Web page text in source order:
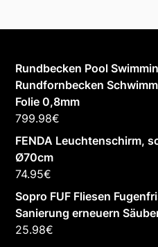
Rundbecken Pool
Rundfornbecken
Folie 0,8mm
799.98€
FENDA Leuchtenschirm,
Ø70cm
74.95€
Sopro FUF Fliesen
Sanierung erneuern
25.98€